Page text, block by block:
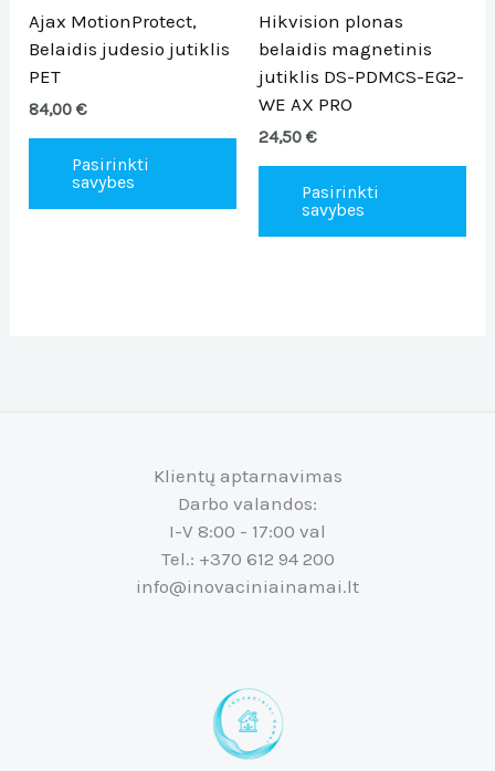
Ajax MotionProtect,
Belaidis judesio jutiklis
PET
84,00€
Pasirinkti
savybes
chosen
the
product
page
Hikvision plonas
belaidis magnetinis
jutiklis DS-PDMCS-EG2-
WE AX PRO
24,50 €
Pasirinkti
savybes
Klientų aptarnavimas
Darbo valandos:
I-V 8:00 - 17:00 val
Tel.: +370 612 94 200
info@inovaciniainamai.lt